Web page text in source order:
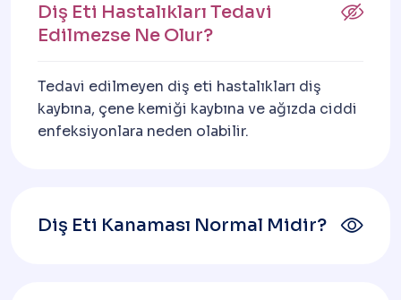
Diş Eti Hastalıkları Tedavi
Edilmezse Ne Olur?
Tedavi edilmeyen diş eti hastalıkları diş
kaybına, çene kemiği kaybına ve ağızda ciddi
enfeksiyonlara neden olabilir.
Diş Eti Kanaması Normal Midir?